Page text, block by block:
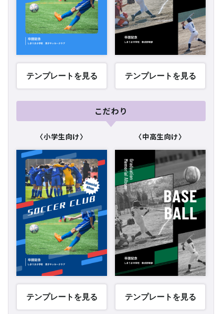
テンプレートを見る テンプレートを見る
こだわり
〈小学生向け〉
テンプレートを見る
〈中高生向け〉
テンプレートを見る